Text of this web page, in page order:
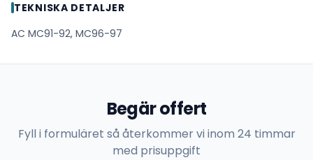
TEKNISKA DETALJER
AC MC91-92, MC96-97
Begär offert
Fyll i formuläret så återkommer vi inom 24 timmar
med prisuppgift